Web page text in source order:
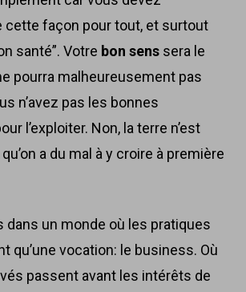
cette façon pour tout, et surtout
santé”. Votre bon senssera le
pourra malheureusement pas
n’avez pas les bonnes
l’exploiter. Non, la terre n’est
a du mal à y croire à première
dans un monde où les pratiques
qu’une vocation: le business. Où
passent avant les intérêts de